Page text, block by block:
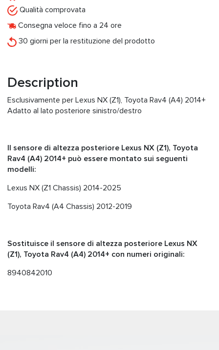
Qualità comprovata
Consegna veloce fino a 24 ore
30 giorni per la restituzione del prodotto
Description
Esclusivamente per Lexus NX (Z1), Toyota Rav4 (A4) 2014+
Adatto al lato posteriore sinistro/destro
Il sensore di altezza posteriore Lexus NX (Z1), Toyota
Rav4 (A4) 2014+ può essere montato sui seguenti
modelli:
Lexus NX (Z1 Chassis) 2014-2025
Toyota Rav4 (A4 Chassis) 2012-2019
Sostituisce il sensore di altezza posteriore Lexus NX
(Z1), Toyota Rav4 (A4) 2014+ con numeri originali:
8940842010